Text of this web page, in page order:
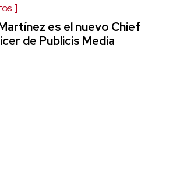
es el nuevo Chief
de Publicis Media